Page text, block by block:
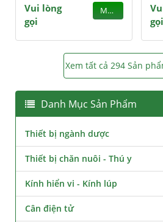
Vui lòng
gọi
MUA
gọi
Xem tất cả 294 Sản
Danh Mục Sản Phẩm
Thiết bị ngành dược
Thiết bị chăn nuôi - Thú y
Kính hiển vi - Kính lúp
Cân điện tử